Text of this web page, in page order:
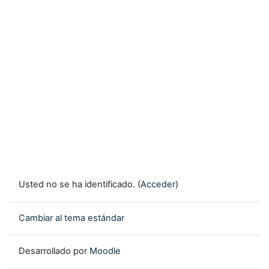
Usted no se ha identificado. (Acceder)
Cambiar al tema estándar
Desarrollado por Moodle